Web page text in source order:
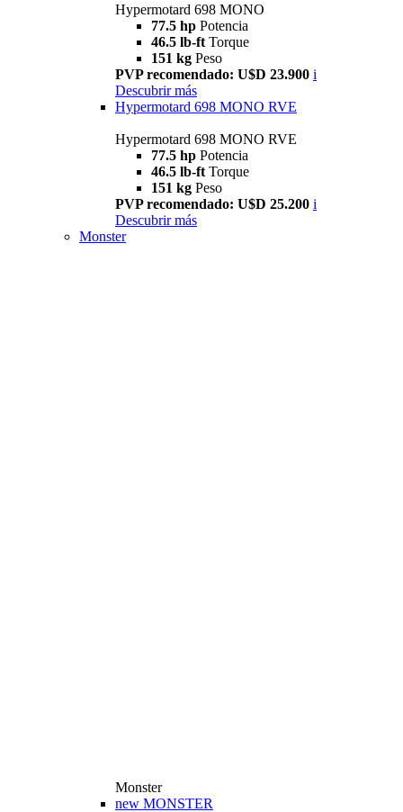
Hypermotard 698 MONO
77.5 hp Potencia
46.5 lb-ft Torque
151 kg Peso
PVP recomendado: U$D 23.900 i
Descubrir más
Hypermotard 698 MONO RVE
Hypermotard 698 MONO RVE
77.5 hp Potencia
46.5 lb-ft Torque
151 kg Peso
PVP recomendado: U$D 25.200 i
Descubrir más
Monster
Monster
new MONSTER